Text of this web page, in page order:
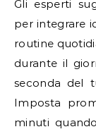
Gli esperti
per integrare
routine
durante il
seconda del
Imposta
minuti